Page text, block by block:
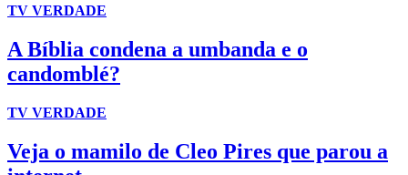
TV VERDADE
A Bíblia condena a umbanda e o
candomblé?
TV VERDADE
Veja o mamilo de Cleo Pires que parou a